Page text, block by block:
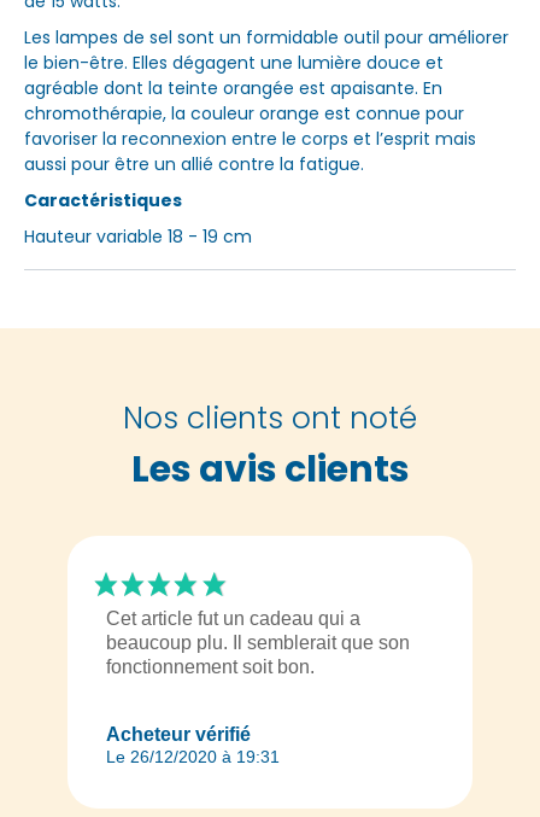
Les lampes de sel sont un formidable outil pour améliorer
le bien-être. Elles dégagent une lumière douce et
agréable dont la teinte orangée est apaisante. En
chromothérapie, la couleur orange est connue pour
favoriser la reconnexion entre le corps et l’esprit mais
aussi pour être un allié contre la fatigue.
Caractéristiques
Hauteur variable 18 - 19 cm
Nos clients ont noté
Les avis clients
Acheteur vérifié
Le 26/12/2020 à 19:31
Cet article fut un cadeau qui a
beaucoup plu. Il semblerait que son
fonctionnement soit bon.